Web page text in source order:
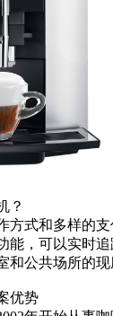
？
方式和多样的
能，可以实时
公共场所的现
优势